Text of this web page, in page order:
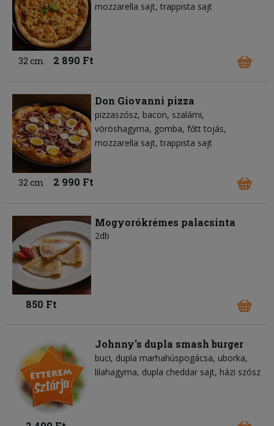
mozzarella sajt trappista sajt
32 cm 2 890 Ft
Don Giovanni pizza
pizzaszósz bacon szalámi
vöröshagyma gomba főtt tojás
mozzarella sajt trappista sajt
32 cm 2 990 Ft
Mogyorókrémes palacsinta
2db
850 Ft
Johnny's dupla smash burger
buci dupla marhahúspogácsa uborka
lilahagyma dupla cheddar sajt házi szósz